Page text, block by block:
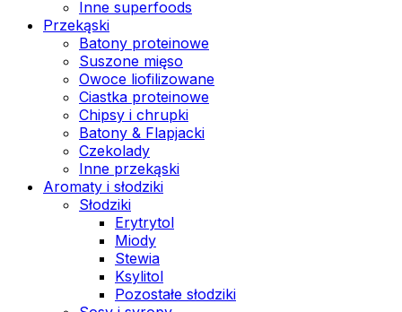
Inne superfoods
Przekąski
Batony proteinowe
Suszone mięso
Owoce liofilizowane
Ciastka proteinowe
Chipsy i chrupki
Batony & Flapjacki
Czekolady
Inne przekąski
Aromaty i słodziki
Słodziki
Erytrytol
Miody
Stewia
Ksylitol
Pozostałe słodziki